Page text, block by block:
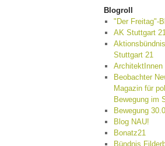
Blogroll
"Der Freitag"-
AK Stuttgart
Stuttgart 21
ArchitektInnen
Beobachter
Magazin für
Bewegung im
Bewegung
Blog NAU!
Bonatz21
Bündnis